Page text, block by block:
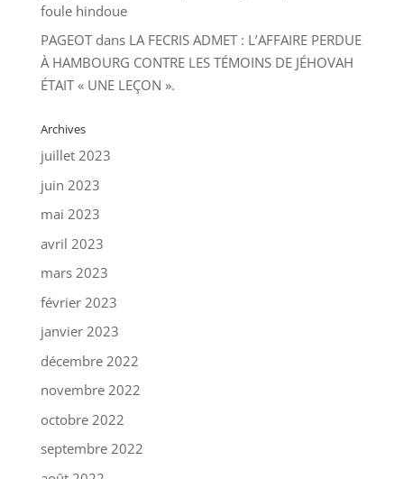
foule hindoue
PAGEOTdans LA FECRIS ADMET : L’AFFAIRE PERDUE
À HAMBOURG CONTRE LES TÉMOINS DE JÉHOVAH
ÉTAIT « UNE LEÇON ».
Archives
juillet 2023
juin 2023
mai 2023
avril 2023
mars 2023
février 2023
janvier 2023
décembre 2022
novembre 2022
octobre 2022
septembre 2022